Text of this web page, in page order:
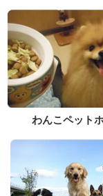
わんこペット